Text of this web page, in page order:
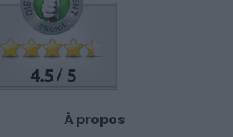
4.5 /5
À propos